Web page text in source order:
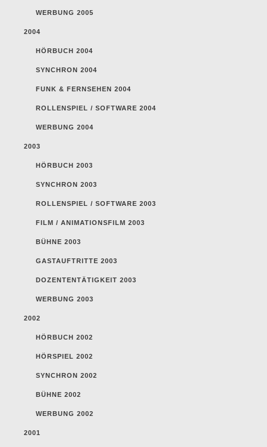
WERBUNG 2005
2004
HÖRBUCH 2004
SYNCHRON 2004
FUNK & FERNSEHEN 2004
ROLLENSPIEL / SOFTWARE 2004
WERBUNG 2004
2003
HÖRBUCH 2003
SYNCHRON 2003
ROLLENSPIEL / SOFTWARE 2003
FILM / ANIMATIONSFILM 2003
BÜHNE 2003
GASTAUFTRITTE 2003
DOZENTENTÄTIGKEIT 2003
WERBUNG 2003
2002
HÖRBUCH 2002
HÖRSPIEL 2002
SYNCHRON 2002
BÜHNE 2002
WERBUNG 2002
2001